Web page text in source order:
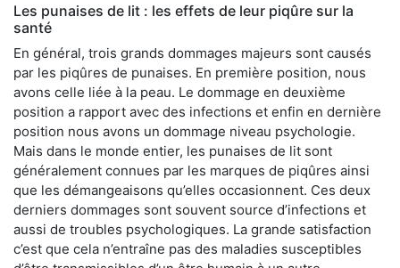
Les punaises de lit : les effets de leur piqûre sur la
santé
En général, trois grands dommages majeurs sont causés
par les piqûres de punaises. En première position, nous
avons celle liée à la peau. Le dommage en deuxième
position a rapport avec des infections et enfin en dernière
position nous avons un dommage niveau psychologie.
Mais dans le monde entier, les punaises de lit sont
généralement connues par les marques de piqûres ainsi
que les démangeaisons qu’elles occasionnent. Ces deux
derniers dommages sont souvent source d’infections et
aussi de troubles psychologiques. La grande satisfaction
c’est que cela n’entraîne pas des maladies susceptibles